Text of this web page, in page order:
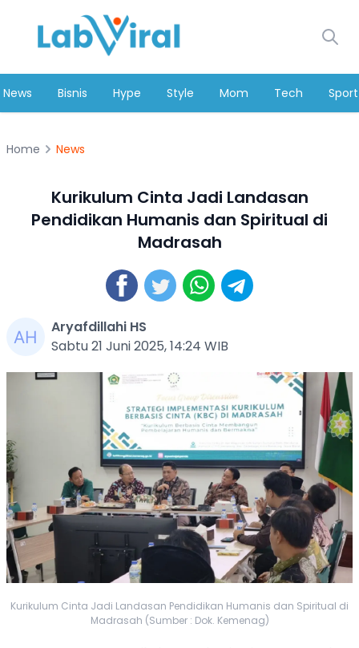
News Bisnis Hype Style Mom Tech Sport
Home News
Kurikulum Cinta Jadi Landasan
Pendidikan Humanis dan Spiritual di
Madrasah
Aryafdillahi HS
Sabtu 21 Juni 2025, 14:24 WIB
Kurikulum Cinta Jadi Landasan Pendidikan Humanis dan Spiritual di
Madrasah (Sumber : Dok. Kemenag)